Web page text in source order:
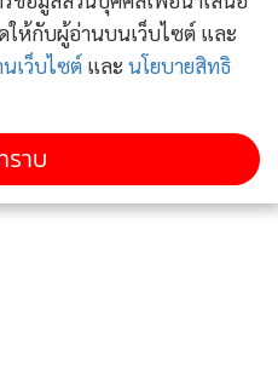
งเรียกมาไต่สวน จึงอยากย้ำ
งวด โดยเฉพาะช่วงที่มีการ
คนต้องร่วมมือกันใน
ส COVID-19
ห้กับผู้อ่านบนเว็บไซต์ และ
นเว็บไซต์ และ นโยบายสิทธิ
ราบ